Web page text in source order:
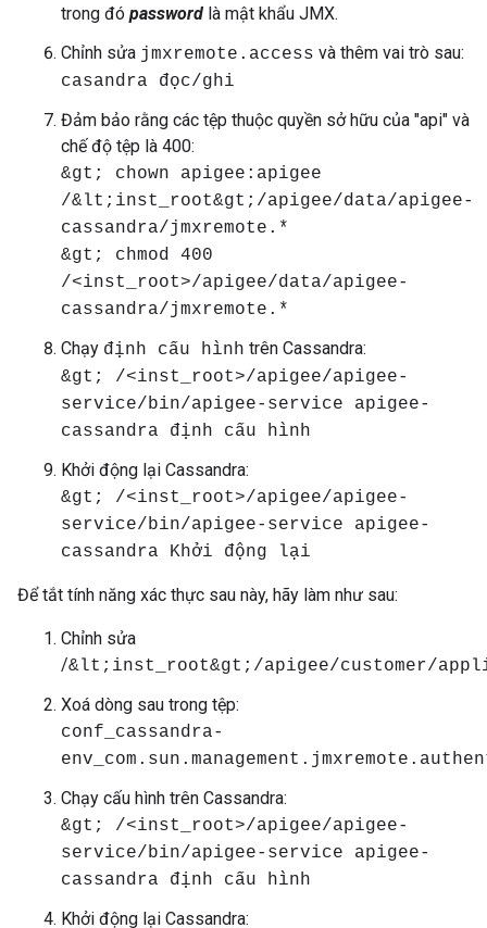
trong đó password là mật khẩu JMX.
Chỉnh sửa jmxremote.access và thêm vai trò sau:
casandra đọc/ghi
Đảm bảo rằng các tệp thuộc quyền sở hữu của "api" và
chế độ tệp là 400:
&gt; chown apigee:apigee
/&lt;inst_root&gt;/apigee/data/apigee-
cassandra/jmxremote.*
&gt; chmod 400
/<inst_root>/apigee/data/apigee-
cassandra/jmxremote.*
Chạy định cấu hình trên Cassandra:
&gt; /<inst_root>/apigee/apigee-
service/bin/apigee-service apigee-
cassandra định cấu hình
Khởi động lại Cassandra:
&gt; /<inst_root>/apigee/apigee-
service/bin/apigee-service apigee-
cassandra Khởi động lại
Để tắt tính năng xác thực sau này, hãy làm như sau:
Chỉnh sửa
/&lt;inst_root&gt;/apigee/customer/
Xoá dòng sau trong tệp:
conf_cassandra-
Chạy cấu hình trên Cassandra:
&gt; /<inst_root>/apigee/apigee-
service/bin/apigee-service apigee-
cassandra định cấu hình
Khởi động lại Cassandra: